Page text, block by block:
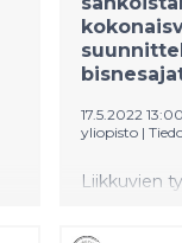
17.5.2022
yliopisto |
Liikkuvien